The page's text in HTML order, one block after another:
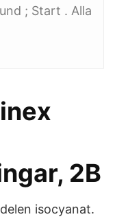
; Start . Alla
2B
isocyanat.